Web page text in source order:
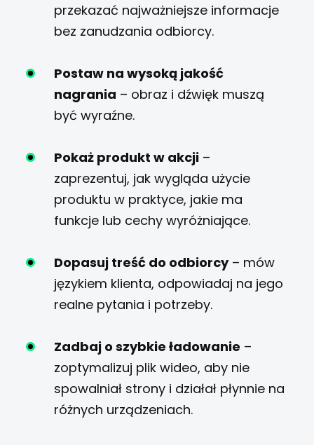
przekazać najważniejsze informacje
bez zanudzania odbiorcy.
Postaw na wysoką jakość
nagrania – obraz i dźwięk muszą
być wyraźne.
Pokaż produkt w akcji –
zaprezentuj, jak wygląda użycie
produktu w praktyce, jakie ma
funkcje lub cechy wyróżniające.
Dopasuj treść do odbiorcy– mów
językiem klienta, odpowiadaj na jego
realne pytania i potrzeby.
Zadbaj o szybkie ładowanie –
zoptymalizuj plik wideo, aby nie
spowalniał strony i działał płynnie na
różnych urządzeniach.